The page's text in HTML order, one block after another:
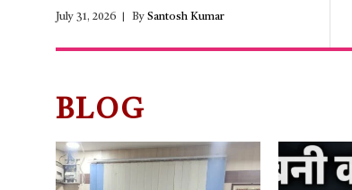
July 31, 2026 By Santosh Kumar
BLOG